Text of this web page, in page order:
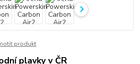
produkt
plavky v ČR